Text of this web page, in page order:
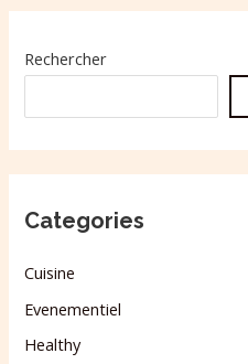
Rechercher
Categories
Cuisine
Evenementiel
Healthy